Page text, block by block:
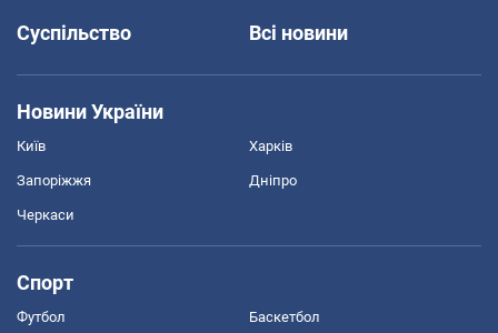
Суспільство
Всі новини
Новини України
Київ Харків
Запоріжжя Дніпро
Черкаси
Спорт
Футбол Баскетбол